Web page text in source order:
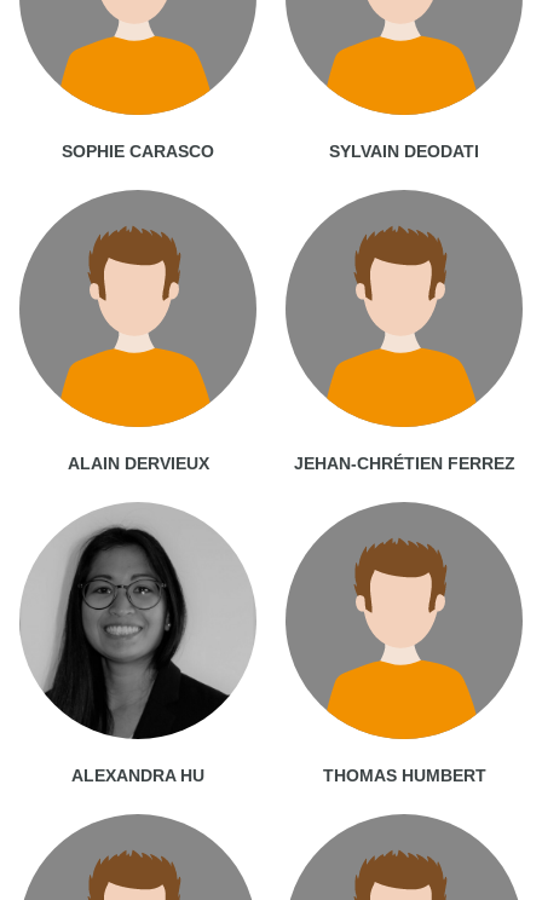
SOPHIE CARASCO SYLVAIN DEODATI
ALAIN DERVIEUX JEHAN-CHRÉTIEN FERREZ
ALEXANDRA HU THOMAS HUMBERT